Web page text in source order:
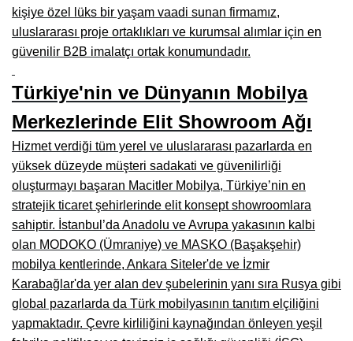
Çanakkale Mobilyacılar, Mobilya Fabrikaları, Mağazaları
Karabağlar Mobilyacıları, Mobilya İmalatçıları, Firmaları
Bilecik Mobilyacılar, Mobilya İmalatçıları, Mağazaları
Çorum Mobilyacılar, Mobilya Mağazaları, İmalatçıları
Denizli Mobilyacılar, Mobilya Üreticileri, Mağazaları
Adıyaman Mobilyacılar, Mobilya İmalatçıları, Mağazaları
Ağrı Mobilyacılar, Mobilya İmalatçıları, Mağazaları
Edirne Mobilyacilar, Mobilya İmalatçıları, Mağazaları
Erzincan Mobilyacılar, Mobilya İmalatçıları, Mağazaları
Yozgat Mobilya Mağazaları, İmalatçıları, Mobilyacıları
kişiye özel lüks bir yaşam vaadi sunan firmamız,
uluslararası proje ortaklıkları ve kurumsal alımlar için en
güvenilir B2B imalatçı ortak konumundadır.
Türkiye'nin ve Dünyanın Mobilya
Merkezlerinde Elit Showroom Ağı
Hizmet verdiği tüm yerel ve uluslararası pazarlarda en
yüksek düzeyde müşteri sadakati ve güvenilirliği
oluşturmayı başaran Macitler Mobilya, Türkiye’nin en
stratejik ticaret şehirlerinde elit konsept showroomlara
sahiptir. İstanbul’da Anadolu ve Avrupa yakasının kalbi
olan MODOKO (Ümraniye) ve MASKO (Başakşehir)
mobilya kentlerinde, Ankara Siteler'de ve İzmir
Karabağlar'da yer alan dev şubelerinin yanı sıra Rusya gibi
global pazarlarda da Türk mobilyasının tanıtım elçiliğini
yapmaktadır. Çevre kirliliğini kaynağından önleyen yeşil